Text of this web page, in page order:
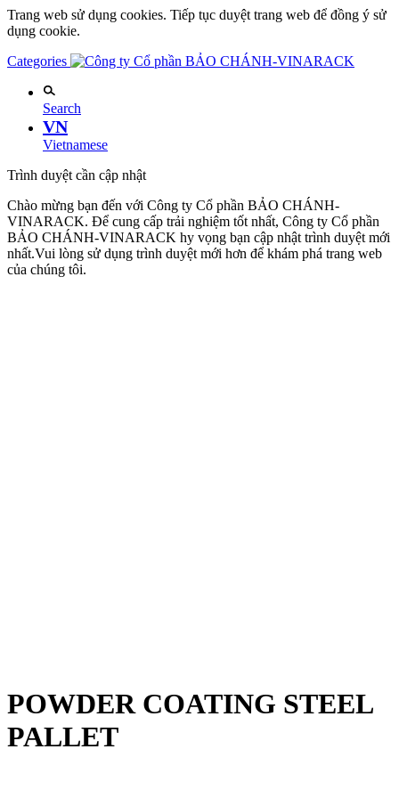
Trang web sử dụng cookies. Tiếp tục duyệt trang web để đồng ý sử
dụng cookie.
Categories
Search
VN
Vietnamese
Trình duyệt cần cập nhật
Chào mừng bạn đến với Công ty Cổ phần BẢO CHÁNH-
VINARACK. Để cung cấp trải nghiệm tốt nhất, Công ty Cổ phần
BẢO CHÁNH-VINARACK hy vọng bạn cập nhật trình duyệt mới
nhất.Vui lòng sử dụng trình duyệt mới hơn để khám phá trang web
của chúng tôi.
POWDER COATING STEEL
PALLET